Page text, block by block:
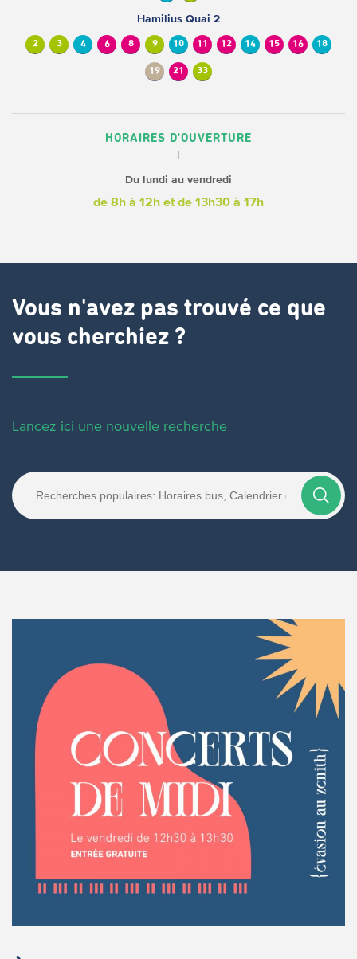
Hamilius Quai 2
2 3 4 6 8 9 10 11 12 14 15 16 18
19 21 33
HORAIRES D'OUVERTURE
Du lundi au vendredi
de 8h à 12h et de 13h30 à 17h
Vous n'avez pas trouvé ce que
vous cherchiez ?
Lancez ici une nouvelle recherche